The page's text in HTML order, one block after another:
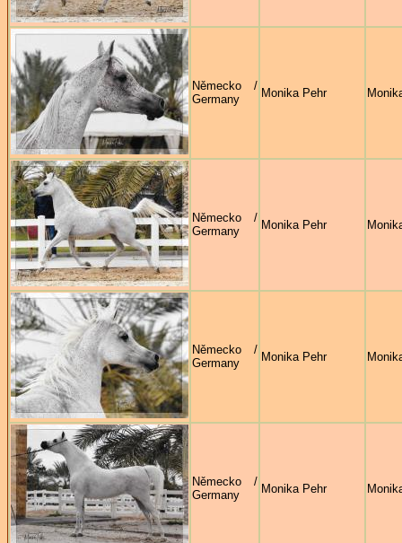
Německo /
Germany
Monika Pehr
Německo /
Germany
Monika Pehr
Německo /
Germany
Monika Pehr
Německo /
Germany
Monika Pehr